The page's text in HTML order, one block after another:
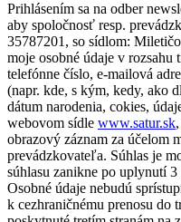
Prihlásením sa na odber
aby spoločnosť resp.
35787201, so sídlom:
moje osobné údaje v rozsahu
telefónne číslo, e-mailová
(napr. kde, s kým, kedy, ako
dátum narodenia, cokies,
webovom sídle www.satur.sk
obrazový záznam za účelom
prevádzkovateľa. Súhlas je
súhlasu zanikne po uplynutí
Osobné údaje nebudú
k cezhraničnému prenosu do